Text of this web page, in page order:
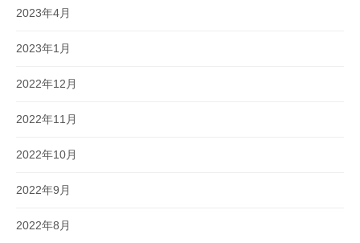
2023年4月
2023年1月
2022年12月
2022年11月
2022年10月
2022年9月
2022年8月